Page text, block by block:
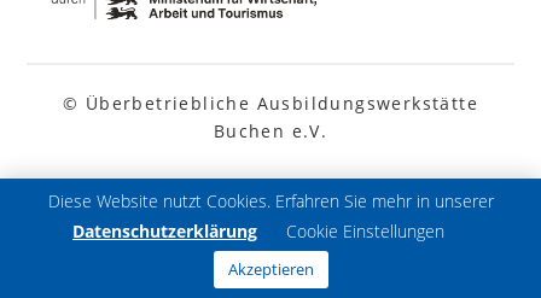
© Überbetriebliche Ausbildungswerkstätte
Buchen e.V.
Diese Website nutzt Cookies. Erfahren Sie mehr in unserer
Datenschutzerklärung
Cookie Einstellungen
Akzeptieren